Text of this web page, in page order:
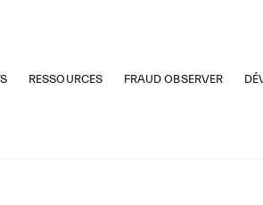
RESSOURCES FRAUD OBSERVER